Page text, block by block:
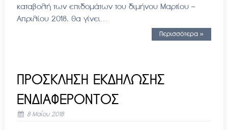
καταβολή των επιδομάτων του διμήνου Μαρτίου –
Απριλίου 2018, θα γίνει…
Περισσότερα »
ΠΡΟΣΚΛΗΣΗ ΕΚΔΗΛΩΣΗΣ
ΕΝΔΙΑΦΕΡΟΝΤΟΣ
8 Μαΐου 2018